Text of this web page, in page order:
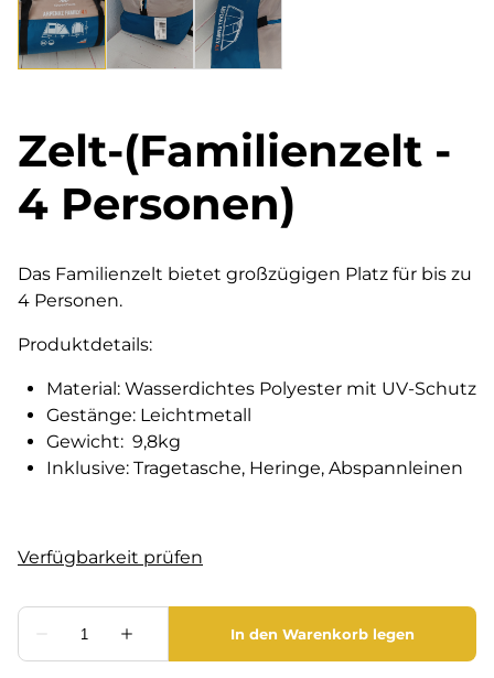
Zelt-(Familienzelt -
4 Personen)
Das Familienzelt bietet großzügigen Platz für bis zu
4 Personen.
Produktdetails:
Material: Wasserdichtes Polyester mit UV-Schutz
Gestänge: Leichtmetall
Gewicht: 9,8kg
Inklusive: Tragetasche, Heringe, Abspannleinen